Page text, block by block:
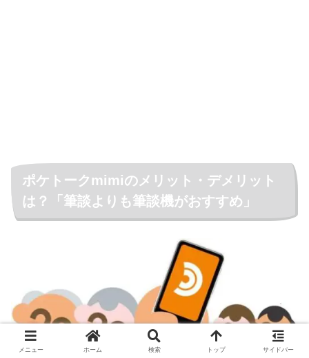
ポケトークmimiのメリット・デメリット
は？「筆談よりも筆談機がおすすめ」
メニュー ホーム 検索 トップ サイドバー